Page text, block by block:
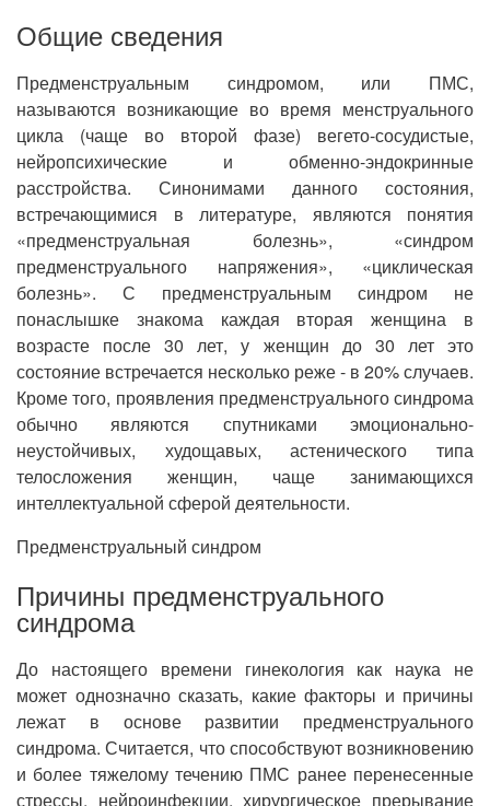
Общие сведения
Предменструальным синдромом, или ПМС,
называются возникающие во время менструального
цикла (чаще во второй фазе) вегето-сосудистые,
нейропсихические и обменно-эндокринные
расстройства. Синонимами данного состояния,
встречающимися в литературе, являются понятия
«предменструальная болезнь», «синдром
предменструального напряжения», «циклическая
болезнь». С предменструальным синдром не
понаслышке знакома каждая вторая женщина в
возрасте после 30 лет, у женщин до 30 лет это
состояние встречается несколько реже - в 20% случаев.
Кроме того, проявления предменструального синдрома
обычно являются спутниками эмоционально-
неустойчивых, худощавых, астенического типа
телосложения женщин, чаще занимающихся
интеллектуальной сферой деятельности.
Предменструальный синдром
Причины предменструального
синдрома
До настоящего времени гинекология как наука не
может однозначно сказать, какие факторы и причины
лежат в основе развитии предменструального
синдрома. Считается, что способствуют возникновению
и более тяжелому течению ПМС ранее перенесенные
стрессы, нейроинфекции, хирургическое прерывание